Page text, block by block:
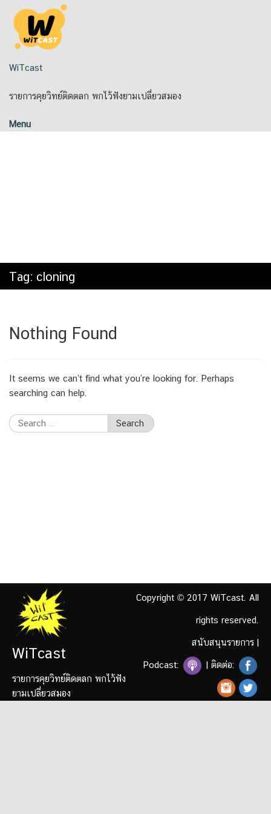
content
WiTcast
รายการคุยวิทย์ติดตลก พกไว้ฟังยามเปลี่ยวสมอง
Menu
Tag: cloning
Nothing Found
It seems we can’t find what you’re looking for. Perhaps
searching can help.
Search
for:
WiTcast
รายการคุยวิทย์ติดตลก พกไว้ฟัง
ยามเปลี่ยวสมอง
Copyright © 2017 WiTcast. All
rights reserved.
สนับสนุนรายการ |
Podcast: | ติดต่อ: